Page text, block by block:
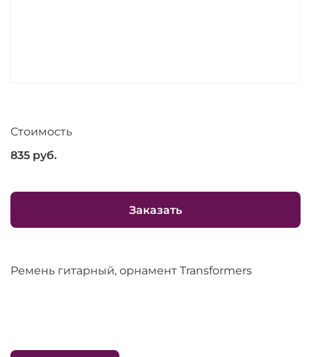
Стоимость
835 руб.
Заказать
Ремень гитарный, орнамент Transformers